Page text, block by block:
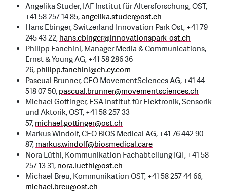
Angelika Studer, IAF Institut für Altersforschung, OST,
+41 58 257 14 85,angelika.studer@ost.ch
Hans Ebinger, Switzerland Innovation Park Ost, +41 79
245 43 22,hans.ebinger@innovationspark-ost.ch
Philipp Fanchini, Manager Media & Communications,
Ernst & Young AG, +41 58 286 36
26,philipp.fanchini@ch.ey.com
Pascual Brunner, CEO MovementSciences AG, +41 44
518 07 50,pascual.brunner@movementsciences.ch
Michael Gottinger, ESA Institut für Elektronik, Sensorik
und Aktorik, OST, +41 58 257 33
57,michael.gottinger@ost.ch
Markus Windolf, CEO BIOS Medical AG, +41 76 442 90
87,markus.windolf@biosmedical.care
Nora Lüthi, Kommunikation Fachabteilung IQT, +41 58
257 13 31,nora.luethi@ost.ch
Michael Breu, Kommunikation OST, +41 58 257 44 66,
michael.breu@ost.ch